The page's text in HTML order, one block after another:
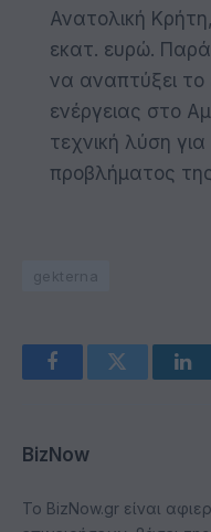
Ανατολική
εκατ. ευρώ.
να αναπτύξει
ενέργειας στο
τεχνική λύση
προβλήματος
gekterna
FacebookTwitter
BizNow
Το BizNow.gr είναι